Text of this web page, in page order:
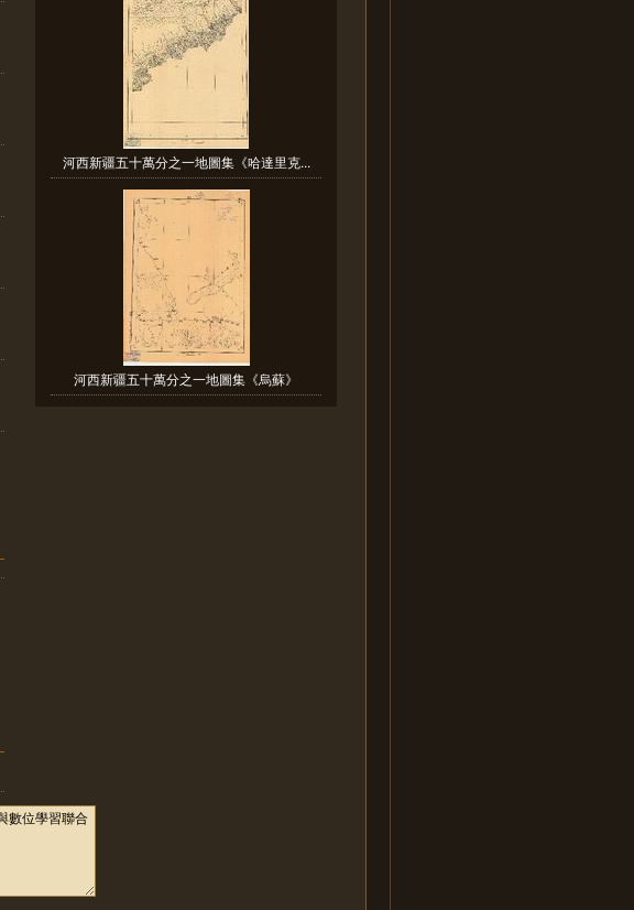
河西新疆五十萬分之一地圖集《哈達里克...
河西新疆五十萬分之一地圖集《烏蘇》